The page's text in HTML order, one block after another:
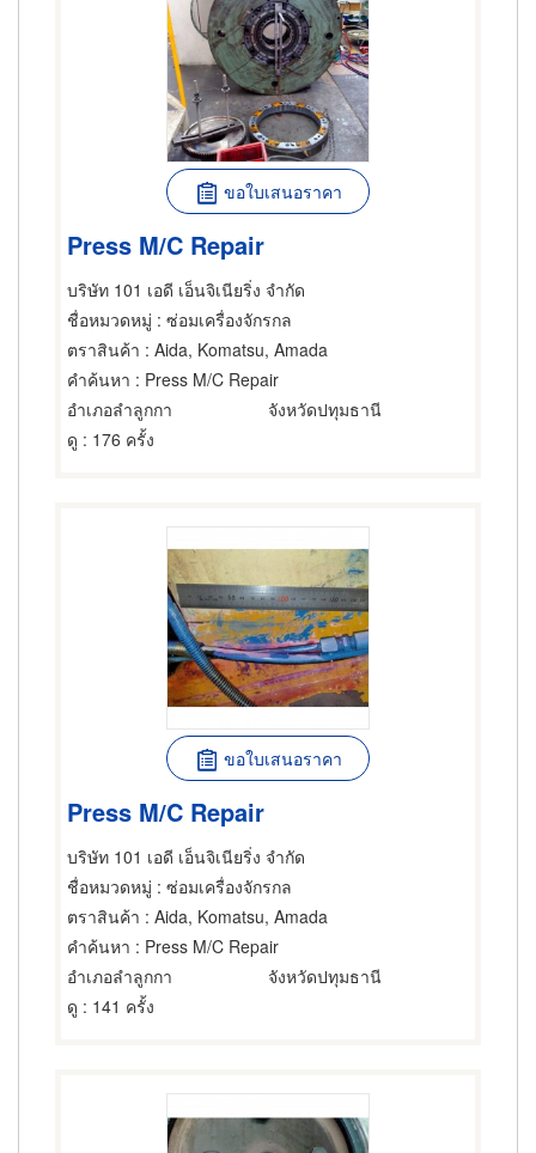
ขอใบเสนอราคา
Press M/C Repair
บริษัท 101 เอดี เอ็นจิเนียริ่ง จำกัด
ชื่อหมวดหมู่ : ซ่อมเครื่องจักรกล
ตราสินค้า : Aida, Komatsu, Amada
คำค้นหา : Press M/C Repair
อำเภอลำลูกกา
จังหวัดปทุมธานี
ดู : 176 ครั้ง
ขอใบเสนอราคา
Press M/C Repair
บริษัท 101 เอดี เอ็นจิเนียริ่ง จำกัด
ชื่อหมวดหมู่ : ซ่อมเครื่องจักรกล
ตราสินค้า : Aida, Komatsu, Amada
คำค้นหา : Press M/C Repair
อำเภอลำลูกกา
จังหวัดปทุมธานี
ดู : 141 ครั้ง